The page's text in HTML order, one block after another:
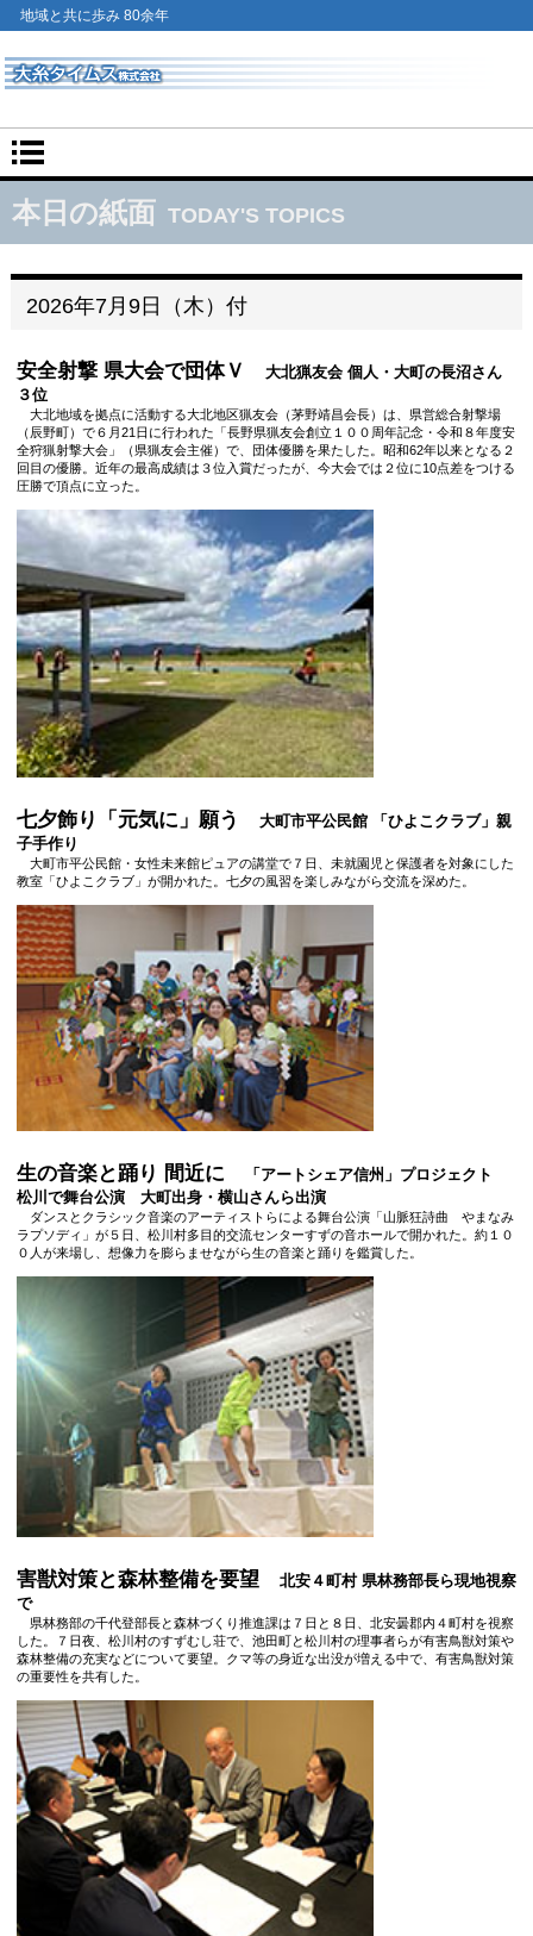
地域と共に歩み 80余年
本日の紙面 TODAY'S TOPICS
2026年7月9日（木）付
安全射撃 県大会で団体Ｖ
大北猟友会 個人・大町の長沼さん
３位
大北地域を拠点に活動する大北地区猟友会（茅野靖昌会長）は、県営総合射撃場
（辰野町）で６月21日に行われた「長野県猟友会創立１００周年記念・令和８年度安
全狩猟射撃大会」（県猟友会主催）で、団体優勝を果たした。昭和62年以来となる２
回目の優勝。近年の最高成績は３位入賞だったが、今大会では２位に10点差をつける
圧勝で頂点に立った。
七夕飾り「元気に」願う
大町市平公民館 「ひよこクラブ」親
子手作り
大町市平公民館・女性未来館ピュアの講堂で７日、未就園児と保護者を対象にした
教室「ひよこクラブ」が開かれた。七夕の風習を楽しみながら交流を深めた。
生の音楽と踊り 間近に
「アートシェア信州」プロジェクト
松川で舞台公演 大町出身・横山さんら出演
ダンスとクラシック音楽のアーティストらによる舞台公演「山脈狂詩曲 やまなみ
ラプソディ」が５日、松川村多目的交流センターすずの音ホールで開かれた。約１０
０人が来場し、想像力を膨らませながら生の音楽と踊りを鑑賞した。
害獣対策と森林整備を要望
北安４町村 県林務部長ら現地視察
で
県林務部の千代登部長と森林づくり推進課は７日と８日、北安曇郡内４町村を視察
した。７日夜、松川村のすずむし荘で、池田町と松川村の理事者らが有害鳥獣対策や
森林整備の充実などについて要望。クマ等の身近な出没が増える中で、有害鳥獣対策
の重要性を共有した。